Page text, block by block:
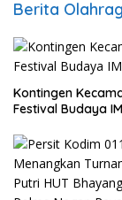
Berita
Kontingen
Festival Budaya